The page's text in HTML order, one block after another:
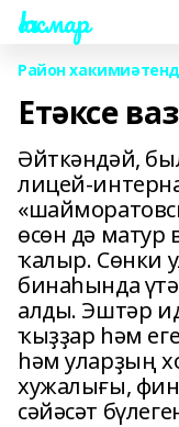
Һаҡмар
Район
Етәксе
Әйткәндәй,
лицей-
өсөн дә матур
ҡалыр. Сөнки
бинаһында
алды. Эштәр
ҡыҙҙар һәм
һәм уларҙың
хужалығы,
сәйәсәт